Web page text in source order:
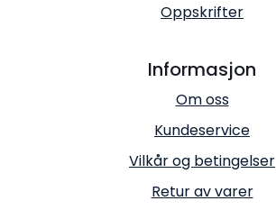
Oppskrifter
Informasjon
Om oss
Kundeservice
Vilkår og betingelser
Retur av varer